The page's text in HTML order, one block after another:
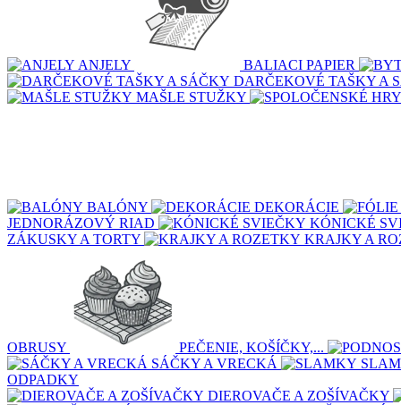
ANJELY
BALIACI PAPIER
DARČEKOVÉ TAŠKY A
MAŠLE STUŽKY
BALÓNY
DEKORÁCIE
JEDNORÁZOVÝ RIAD
KÓNICKÉ
ZÁKUSKY A TORTY
KRAJKY A
OBRUSY
PEČENIE, KOŠÍČKY,...
SÁČKY A VRECKÁ
ODPADKY
DIEROVAČE A ZOŠÍVAČKY